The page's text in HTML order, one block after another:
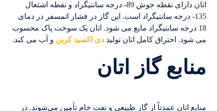
اتان دارای نقطه جوش 89- درجه سانتیگراد و نقطه اشتعال
135- درجه سانتیگراد است. این گاز در فشار اتمسفر در دمای
18 درجه سانتیگراد مایع می شود. اتان یک سوخت پاک محسوب
می شود. احتراق کامل اتان تولیددی اکسید کربن و آب می کند.
منابع گاز اتان
منابع اتان عمدتاً از گاز طبیعی و نفت خام تأمین می‌شوند. در